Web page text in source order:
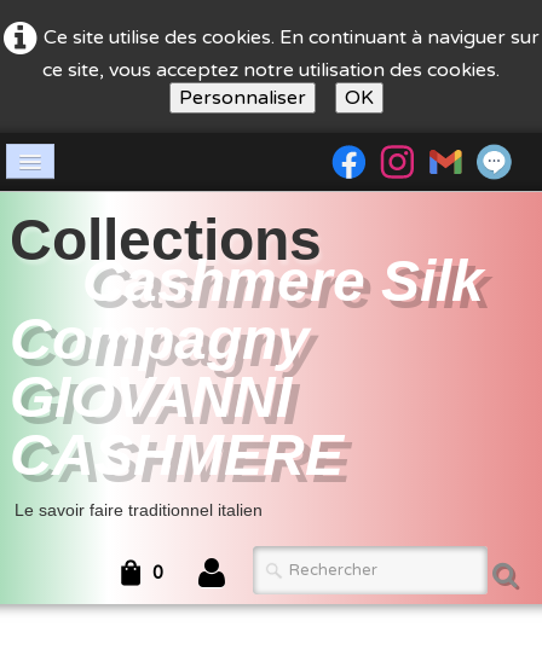
Ce site utilise des cookies. En continuant à naviguer sur
ce site, vous acceptez notre utilisation des cookies.
Personnaliser
OK
Société
boutique
guide achat
Nos stands
contact
Collections
Cashmere Silk
Compagny
GIOVANNI
CASHMERE
Le savoir faire traditionnel italien
0